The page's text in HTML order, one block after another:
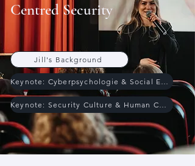
Centred Security
Jill's Background
Keynote: Cyberpsychologie & Social Engineering
Keynote: Security Culture & Human Centred Security